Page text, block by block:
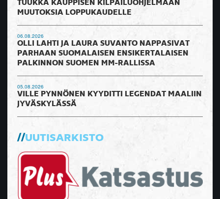
TUUKKA KAUPPISEN KILPAILUOHJELMAAN
MUUTOKSIA LOPPUKAUDELLE
06.08.2026
OLLI LAHTI JA LAURA SUVANTO NAPPASIVAT
PARHAAN SUOMALAISEN ENSIKERTALAISEN
PALKINNON SUOMEN MM-RALLISSA
05.08.2026
VILLE PYNNÖNEN KYYDITTI LEGENDAT MAALIIN
JYVÄSKYLÄSSÄ
UUTISARKISTO